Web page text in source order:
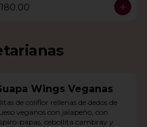
Wings Veganas
de coliflor rellenas de dedos de
veganos con jalapeño, con
papas, cebollita cambray y